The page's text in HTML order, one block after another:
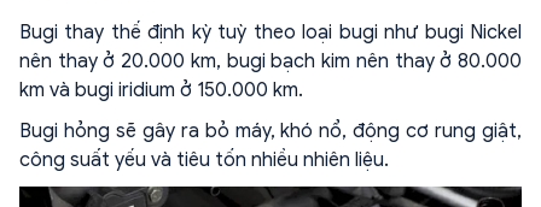
Bugi thay thế định kỳ tuỳ theo loại bugi như bugi Nickel
nên thay ở 20.000 km, bugi bạch kim nên thay ở 80.000
km và bugi iridium ở 150.000 km.
Bugi hỏng sẽ gây ra bỏ máy, khó nổ, động cơ rung giật,
công suất yếu và tiêu tốn nhiều nhiên liệu.